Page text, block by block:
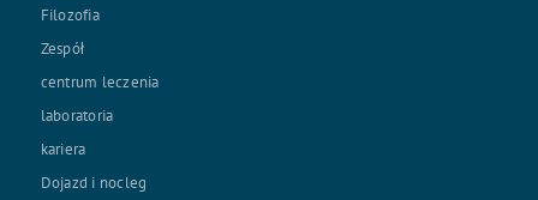
Filozofia
Zespół
centrum leczenia
laboratoria
kariera
Dojazd i nocleg